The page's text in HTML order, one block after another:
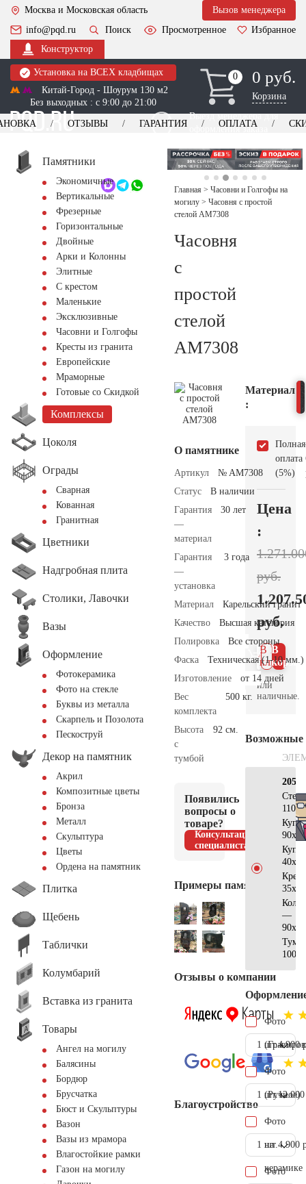
Москва и Московская область
Вызов менеджера
info@pqd.ru
Поиск Просмотренное
Избранное
Конструктор
Установка на ВСЕХ кладбищах
Китай-Город - Шоурум 130 м2
Без выходных : с 9:00 до 21:00
0
0 0 руб.
Корзина
Выезд менеджера для
оформления заказа
+7 (495) 518-44-23
Обратный звонок
ОТЗЫВЫ ГАРАНТИЯ ОПЛАТА
Памятники
Экономичные
Вертикальные
Фрезерные
Горизонтальные
Двойные
Арки и Колонны
Элитные
С крестом
Маленькие
Эксклюзивные
Часовни и Голгофы
Кресты из гранита
Европейские
Мраморные
Готовые со Скидкой
Комплексы
Цоколя
Ограды
Сварная
Кованная
Гранитная
Цветники
Надгробная плита
Столики, Лавочки
Вазы
Оформление
Фотокерамика
Фото на стекле
Буквы из металла
Скарпель и Позолота
Пескоструй
Декор на памятник
Акрил
Композитные цветы
Бронза
Металл
Скульптура
Цветы
Ордена на памятник
Плитка
Щебень
Таблички
Колумбарий
Вставка из гранита
Товары
Ангел на могилу
Балясины
Бордюр
Брусчатка
Бюст и Скульптуры
Вазон
Вазы из мрамора
Влагостойкие рамки
Газон на могилу
Главная > Часовни и Голгофы на
могилу > Часовня с простой
стелой AM7308
Часовня
с
простой
стелой
AM7308
О памятнике
Артикул
№ AM7308
Статус
В наличии
Гарантия
—
материал
30 лет
Гарантия
—
установка
3 года
Материал
Карельский гранит
Качество
Высшая категория
Полировка
Все стороны
Фаска
Техническая (1-10 мм.)
Изготовление
от 14 дней
Вес
комплекта
500 кг.
Высота
с
тумбой
92 см.
Появились
вопросы о
товаре?
Консультация
специалиста
Примеры памятников
Отзывы о компании
Благоустройство
Материал
:
Полная
оплата
(5%)
Цена
:
руб.
руб.
В
В 1
клик
или
наличные.
Возможные
—
Фото
1 шт.4.900
Фото
(Ручное)
1 шт.
Фото
на
керамике
1 шт. 4.900
Фото